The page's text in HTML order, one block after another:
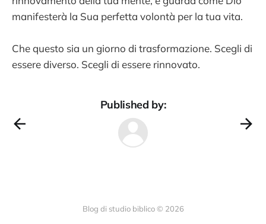
manifesterà la Sua perfetta volontà per la tua vita.
Che questo sia un giorno di trasformazione. Scegli di
essere diverso. Scegli di essere rinnovato.
Published by:
Blog di studio biblico © 2026